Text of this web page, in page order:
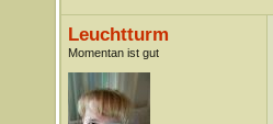
Leuchtturm
Momentan ist gut